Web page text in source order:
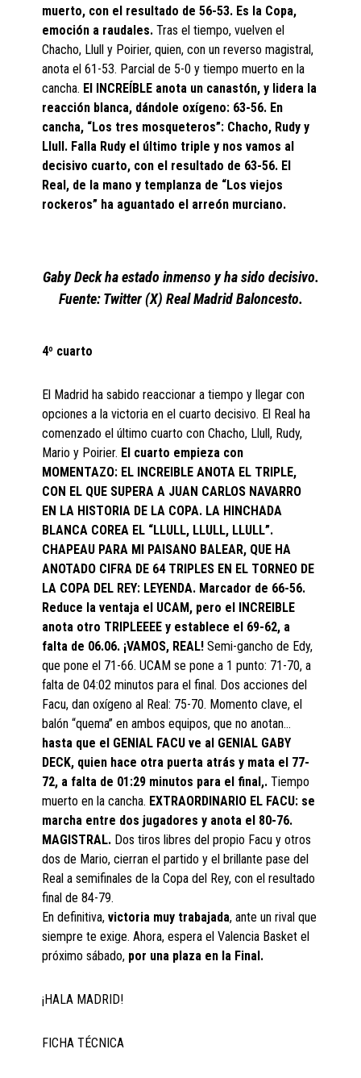
muerto, con el resultado de 56-53. Es la Copa,
emoción a raudales.Tras el tiempo, vuelven el
Chacho, Llull y Poirier, quien, con un reverso magistral,
anota el 61-53. Parcial de 5-0 y tiempo muerto en la
cancha. El INCREÍBLE anota un canastón, y lidera la
reacción blanca, dándole oxígeno: 63-56. En
cancha, “Los tres mosqueteros”: Chacho, Rudy y
Llull. Falla Rudy el último triple y nos vamos al
decisivo cuarto, con el resultado de 63-56. El
Real, de la mano y templanza de “Los viejos
rockeros” ha aguantado el arreón murciano.
Gaby Deck ha estado inmenso y ha sido decisivo.
Fuente: Twitter (X) Real Madrid Baloncesto.
4º cuarto
El Madrid ha sabido reaccionar a tiempo y llegar con
opciones a la victoria en el cuarto decisivo. El Real ha
comenzado el último cuarto con Chacho, Llull, Rudy,
Mario y Poirier. El cuarto empieza con
MOMENTAZO: EL INCREIBLE ANOTA EL TRIPLE,
CON EL QUE SUPERA A JUAN CARLOS NAVARRO
EN LA HISTORIA DE LA COPA. LA HINCHADA
BLANCA COREA EL “LLULL, LLULL, LLULL”.
CHAPEAU PARA MI PAISANO BALEAR, QUE HA
ANOTADO CIFRA DE 64 TRIPLES EN EL TORNEO DE
LA COPA DEL REY: LEYENDA. Marcador de 66-56.
Reduce la ventaja el UCAM, pero el INCREIBLE
anota otro TRIPLEEEE y establece el 69-62, a
falta de 06.06. ¡VAMOS, REAL!Semi-gancho de Edy,
que pone el 71-66. UCAM se pone a 1 punto: 71-70, a
falta de 04:02 minutos para el final. Dos acciones del
Facu, dan oxígeno al Real: 75-70. Momento clave, el
balón “quema” en ambos equipos, que no anotan…
hasta que el GENIAL FACU ve al GENIAL GABY
DECK, quien hace otra puerta atrás y mata el 77-
72, a falta de 01:29 minutos para el final,.Tiempo
muerto en la cancha. EXTRAORDINARIO EL FACU: se
marcha entre dos jugadores y anota el 80-76.
MAGISTRAL. Dos tiros libres del propio Facu y otros
dos de Mario, cierran el partido y el brillante pase del
Real a semifinales de la Copa del Rey, con el resultado
final de 84-79.
En definitiva,victoria muy trabajada, ante un rival que
siempre te exige. Ahora, espera el Valencia Basket el
próximo sábado, por una plaza en la Final.
¡HALA MADRID!
FICHA TÉCNICA